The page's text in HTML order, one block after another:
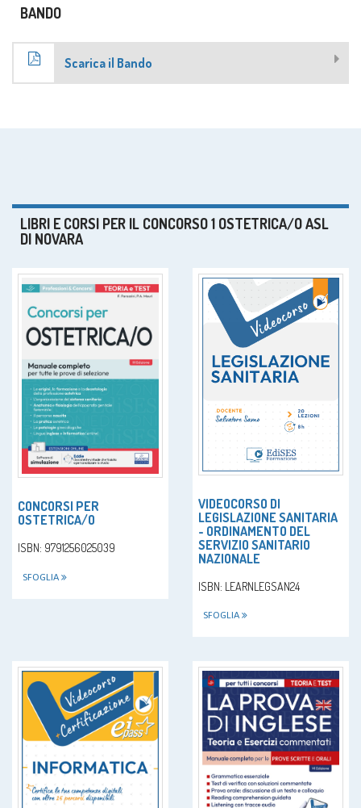
BANDO
Scarica il Bando
LIBRI E CORSI PER IL CONCORSO 1 OSTETRICA/O ASL
DI NOVARA
CONCORSI PER
OSTETRICA/O
ISBN: 9791256025039
SFOGLIA
VIDEOCORSO DI
LEGISLAZIONE SANITARIA
- ORDINAMENTO DEL
SERVIZIO SANITARIO
NAZIONALE
ISBN: LEARNLEGSAN24
SFOGLIA